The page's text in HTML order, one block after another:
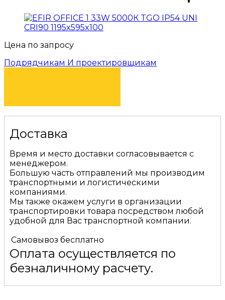
Цена по запросу
Подрядчикам И проектировщикам
Доставка
Время и место доставки согласовывается с
менеджером.
Большую часть отправлений мы производим
транспортными и логистическими
компаниями.
Мы также окажем услуги в организации
транспортировки товара посредством любой
удобной для Вас транспортной компании.
Самовывоз бесплатно
Оплата осуществляется по
безналичному расчету.